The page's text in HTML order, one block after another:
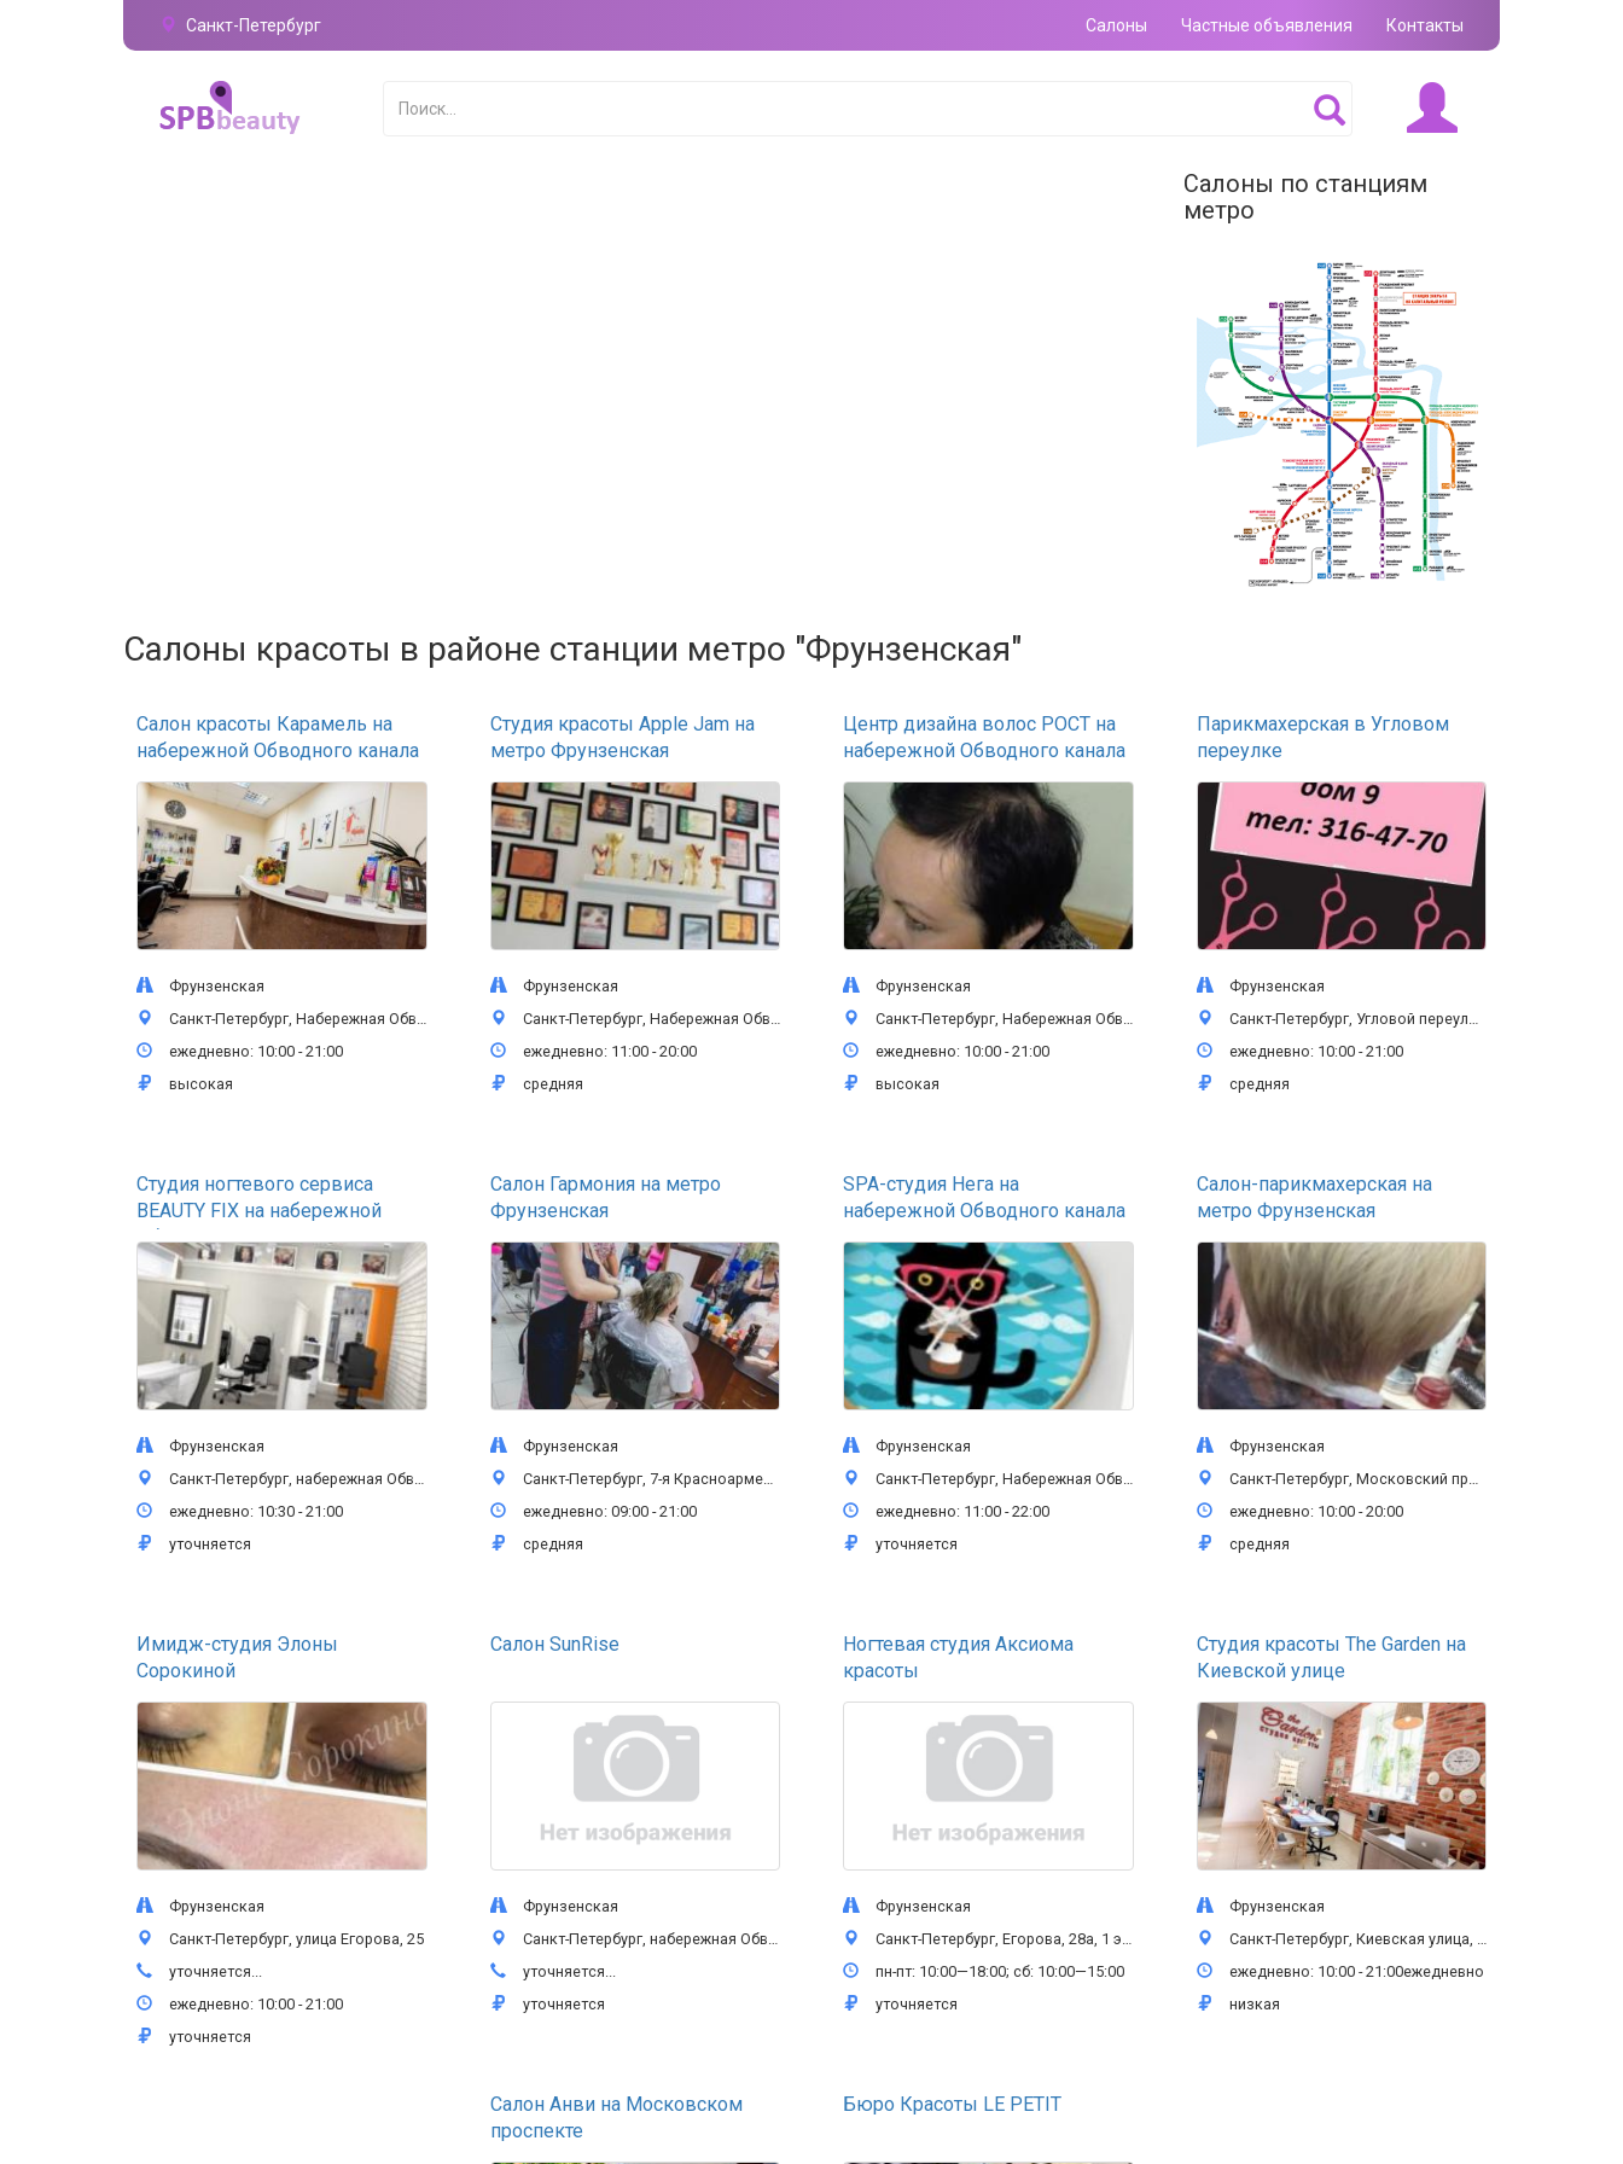
Санкт-Петербург Салоны Частные объявления Контакты
Салоны по станциям
метро
Салоны красоты в районе станции метро "Фрунзенская"
Салон красоты Карамель на
набережной Обводного канала
Фрунзенская
Санкт-Петербург, Набережная Обводного канала, 145, 1 этаж
ежедневно: 10:00 - 21:00
высокая
Студия красоты Apple Jam на
метро Фрунзенская
Фрунзенская
Санкт-Петербург, Набережная Обводного канала, 108 лит А, 1 этаж
ежедневно: 11:00 - 20:00
средняя
Центр дизайна волос РОСТ на
набережной Обводного канала
Фрунзенская
Санкт-Петербург, Набережная Обводного канала, 108 лит А, 1 этаж
ежедневно: 10:00 - 21:00
высокая
Парикмахерская в Угловом
переулке
Фрунзенская
Санкт-Петербург, Угловой переулок, 9, 1 этаж
ежедневно: 10:00 - 21:00
средняя
Студия ногтевого сервиса
BEAUTY FIX на набережной
Обводного канала
Фрунзенская
Санкт-Петербург, набережная Обводного канала, 108, 1 этаж
ежедневно: 10:30 - 21:00
уточняется
Салон Гармония на метро
Фрунзенская
Фрунзенская
Санкт-Петербург, 7-я Красноармейская улица, 18, цокольный этаж
ежедневно: 09:00 - 21:00
средняя
SPA-студия Нега на
набережной Обводного канала
Фрунзенская
Санкт-Петербург, Набережная Обводного канала, 135, 1 этаж
ежедневно: 11:00 - 22:00
уточняется
Салон-парикмахерская на
метро Фрунзенская
Фрунзенская
Санкт-Петербург, Московский проспект, 65 лит Б, 2 этаж
ежедневно: 10:00 - 20:00
средняя
Имидж-студия Элоны
Сорокиной
Фрунзенская
Санкт-Петербург, улица Егорова, 25
уточняется...
ежедневно: 10:00 - 21:00
уточняется
Салон SunRise
Фрунзенская
Санкт-Петербург, набережная Обводного канала, 135, 1 этаж
уточняется...
уточняется
Ногтевая студия Аксиома
красоты
Фрунзенская
Санкт-Петербург, Егорова, 28а, 1 этаж
пн-пт: 10:00—18:00; сб: 10:00—15:00
уточняется
Студия красоты The Garden на
Киевской улице
Фрунзенская
Санкт-Петербург, Киевская улица, 3, 1 этаж
ежедневно: 10:00 - 21:00ежедневно
низкая
Салон Анви на Московском
проспекте
Бюро Красоты LE PETIT